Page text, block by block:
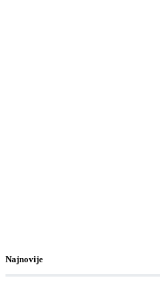
Najnovije